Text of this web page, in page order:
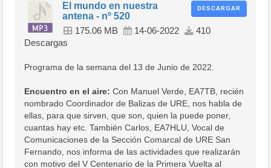
DESCARGAR
El mundo en nuestra
antena - nº 520
175.06 MB 14-06-2022
410
Descargas
Programa de la semana del 13 de Junio de 2022.
Encuentro en el aire: Con Manuel Verde, EA7TB, recién
nombrado Coordinador de Balizas de URE, nos habla de
ellas, para que sirven, que son, quien la puede poner,
cuantas hay etc. También Carlos, EA7HLU, Vocal de
Comunicaciones de la Sección Comarcal de URE San
Fernando, nos informa de las actividades que realizarán
con motivo del V Centenario de la Primera Vuelta al